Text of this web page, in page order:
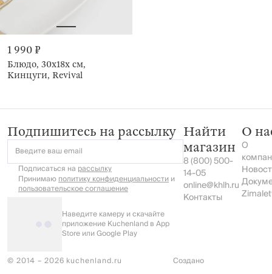
1 990 ₽
Блюдо, 30х18х см,
Кинцуги, Revival
Подпишитесь на рассылку
Введите ваш email
Подписаться на рассылку
Принимаюполитику конфиденциальностии
пользовательское соглашение
Наведите камеру и скачайте
приложение Kuchenland в App
Store или Google Play
Найти
магазин
8 (800) 500-
14-05
online@khlh.ru
Контакты
О
О
© 2014 – 2026 kuchenland.ru Создано